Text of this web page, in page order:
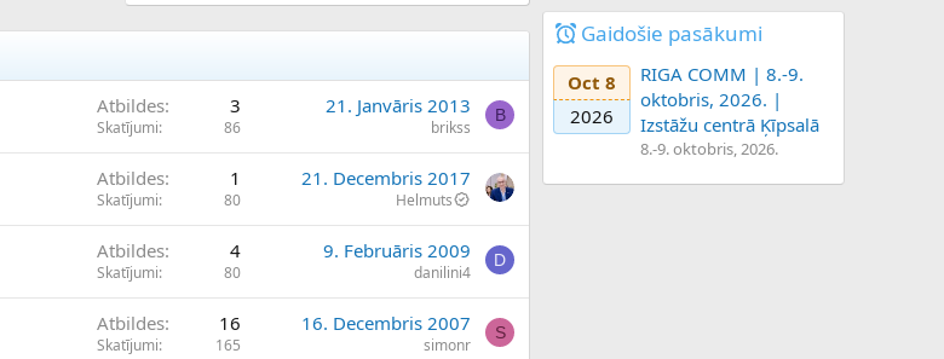
Atbildes 3
Skatījumi 86
21. Janvāris 2013
brikss
B
Atbildes 1
Skatījumi 80
21. Decembris 2017
Helmuts
Atbildes 4
Skatījumi 80
9. Februāris 2009
danilini4
D
Atbildes 16
Skatījumi 165
16. Decembris 2007
simonr
S
Gaidošie pasākumi
Oct 8
2026
RIGA COMM | 8.-9.
oktobris, 2026. |
Izstāžu centrā Ķīpsalā
8.-9. oktobris, 2026.